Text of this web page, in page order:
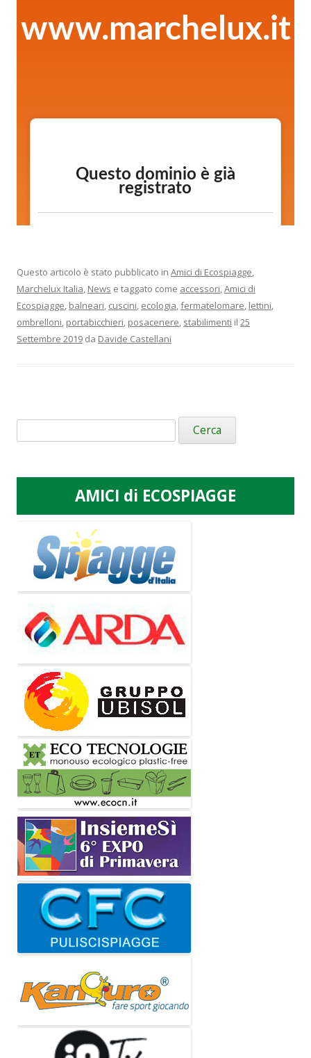
Questo articolo è stato pubblicato in Amici di Ecospiagge,
Marchelux Italia, News e taggato come accessori,Amici di
Ecospiagge, balneari, cuscini, ecologia,fermatelomare, lettini,
ombrelloni, portabicchieri, posacenere, stabilimenti il 25
Settembre 2019 da Davide Castellani
Ricerca
per:
AMICI di ECOSPIAGGE